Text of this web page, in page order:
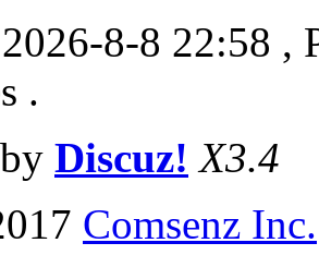
8-8 22:58 ,
.
Discuz! X3.4
Comsenz Inc.